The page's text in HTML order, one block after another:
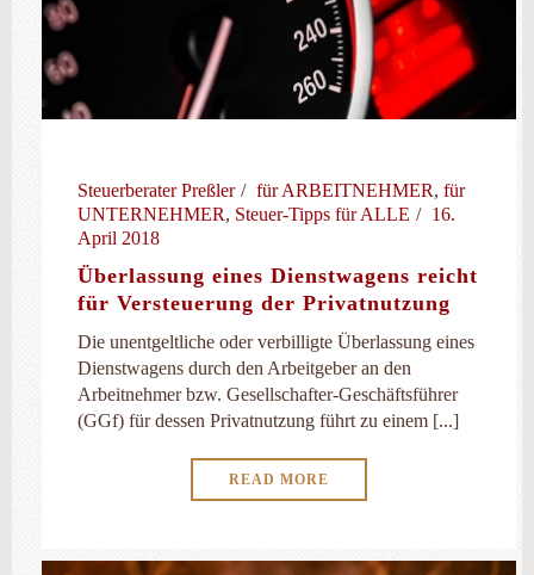
Steuerberater Preßler für ARBEITNEHMER, für
UNTERNEHMER, Steuer-Tipps für ALLE
16.
April 2018
Überlassung eines Dienstwagens reicht
für Versteuerung der Privatnutzung
Die unentgeltliche oder verbilligte Überlassung eines
Dienstwagens durch den Arbeitgeber an den
Arbeitnehmer bzw. Gesellschafter-Geschäftsführer
(GGf) für dessen Privatnutzung führt zu einem [...]
READ MORE